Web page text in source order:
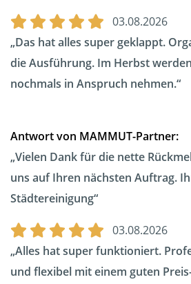
03.08.2026
Das hat alles super geklappt.
die Ausführung. Im Herbst
nochmals in Anspruch nehmen.
Antwort von MAMMUT-Partner:
Vielen Dank für die nette
uns auf Ihren nächsten Auftrag.
Städtereinigung
03.08.2026
Alles hat super funktioniert.
und flexibel mit einem guten